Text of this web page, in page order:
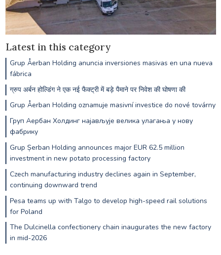
Latest in this category
Grup Åerban Holding anuncia inversiones masivas en una nueva
fábrica
ग्रुप अर्बन होल्डिंग ने एक नई फैक्ट्री में बड़े पैमाने पर निवेश की घोषणा की
Grup Åerban Holding oznamuje masivní investice do nové továrny
Груп Аербан Холдинг најављује велика улагања у нову
фабрику
Grup Șerban Holding announces major EUR 62.5 million
investment in new potato processing factory
Czech manufacturing industry declines again in September,
continuing downward trend
Pesa teams up with Talgo to develop high-speed rail solutions
for Poland
The Dulcinella confectionery chain inaugurates the new factory
in mid-2026